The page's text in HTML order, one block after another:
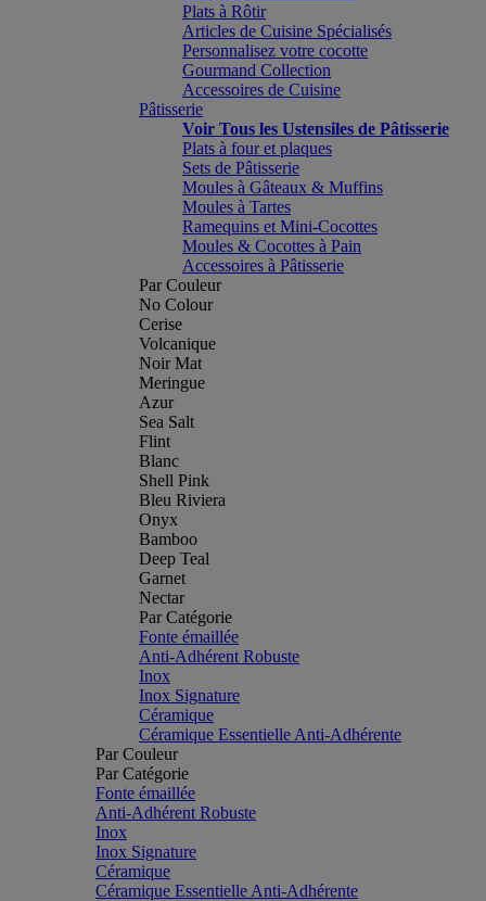
Plats à Rôtir
Articles de Cuisine Spécialisés
Personnalisez votre cocotte
Gourmand Collection
Accessoires de Cuisine
Pâtisserie
Voir Tous les Ustensiles de Pâtisserie
Plats à four et plaques
Sets de Pâtisserie
Moules à Gâteaux & Muffins
Moules à Tartes
Ramequins et Mini-Cocottes
Moules & Cocottes à Pain
Accessoires à Pâtisserie
Par Couleur
No Colour
Cerise
Volcanique
Noir Mat
Meringue
Azur
Sea Salt
Flint
Blanc
Shell Pink
Bleu Riviera
Onyx
Bamboo
Deep Teal
Garnet
Nectar
Par Catégorie
Fonte émaillée
Anti-Adhérent Robuste
Inox
Inox Signature
Céramique
Céramique Essentielle Anti-Adhérente
Par Couleur
Par Catégorie
Fonte émaillée
Anti-Adhérent Robuste
Inox
Inox Signature
Céramique
Céramique Essentielle Anti-Adhérente